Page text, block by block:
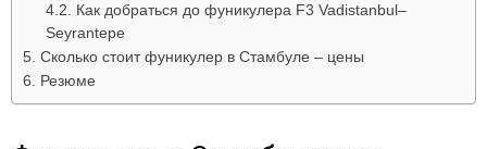
Как добраться до фуникулера F3 Vadistanbul–
Seyrantepe
Сколько стоит фуникулер в Стамбуле – цены
Резюме